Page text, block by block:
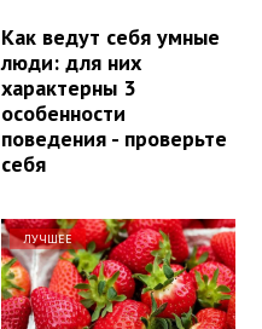
Как ведут себя умные
люди: для них
характерны 3
особенности
поведения - проверьте
себя
ЛУЧШЕЕ